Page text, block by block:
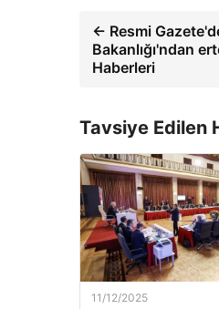
← Resmi
Bakanlığı'ndan
Haberleri
Tavsiye Edilen
11/12/2025